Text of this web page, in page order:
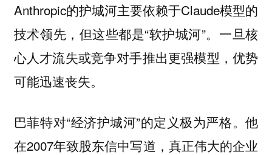
Anthropic的护城河主要依赖于Claude模型的
技术领先，但这些都是“软护城河”。一旦核
心人才流失或竞争对手推出更强模型，优势
可能迅速丧失。
巴菲特对“经济护城河”的定义极为严格。他
在2007年致股东信中写道，真正伟大的企业